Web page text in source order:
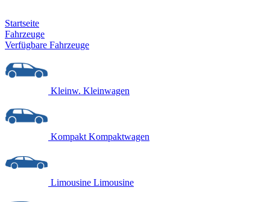
Startseite
Fahrzeuge
Verfügbare Fahrzeuge
Kleinw. Kleinwagen
Kompakt Kompaktwagen
Limousine Limousine